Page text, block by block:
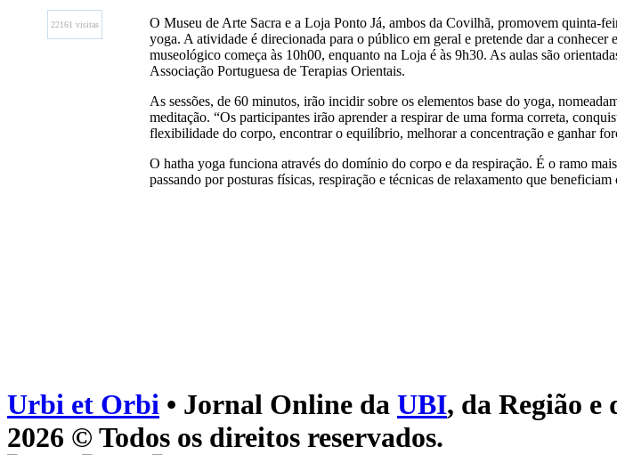
22161 visitas
O Museu de Arte Sacra e a Loja Ponto Já, ambos da Covilhã, promovem quinta-
yoga. A atividade é direcionada para o público em geral e pretende dar a conhecer
museológico começa às 10h00, enquanto na Loja é às 9h30. As aulas são
Associação Portuguesa de Terapias Orientais.
As sessões, de 60 minutos, irão incidir sobre os elementos base do yoga,
meditação. “Os participantes irão aprender a respirar de uma forma correta,
flexibilidade do corpo, encontrar o equilíbrio, melhorar a concentração e ganhar
O hatha yoga funciona através do domínio do corpo e da respiração. É o ramo
passando por posturas físicas, respiração e técnicas de relaxamento que
Urbi et Orbi • Jornal Online da UBI, da Região e
2026 © Todos os direitos reservados.